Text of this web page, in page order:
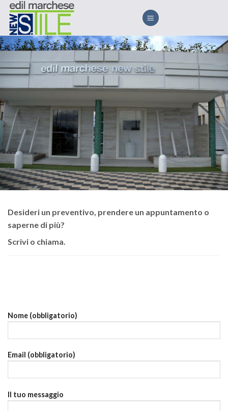
Skip
content
Desideri un preventivo, prendere un appuntamento o
saperne di più?
Scrivi o chiama.
Nome (obbligatorio)
Email (obbligatorio)
Il tuo messaggio